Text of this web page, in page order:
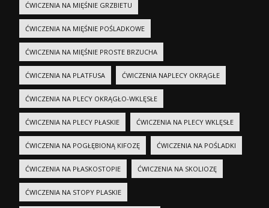
ĆWICZENIA NA MIĘŚNIE GRZBIETU
ĆWICZENIA NA MIĘŚNIE POŚLADKOWE
ĆWICZENIA NA MIĘŚNIE PROSTE BRZUCHA
ĆWICZENIA NA PLATFUSA ĆWICZENIA NAPLECY OKRĄGŁE
ĆWICZENIA NA PLECY OKRĄGŁO-WKLĘSŁE
ĆWICZENIA NA PLECY PŁASKIE ĆWICZENIA NA PLECY WKLĘSŁE
ĆWICZENIA NA POGŁĘBIONĄ KIFOZĘ ĆWICZENIA NA POŚLADKI
ĆWICZENIA NA PŁASKOSTOPIE ĆWICZENIA NA SKOLIOZĘ
ĆWICZENIA NA STOPY PLASKIE